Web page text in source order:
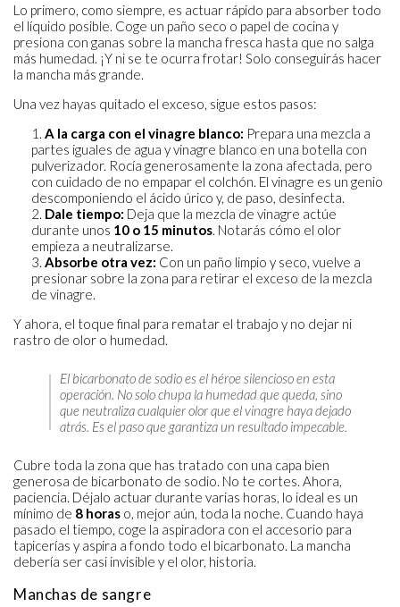
Lo primero, como siempre, es actuar rápido para absorber todo
el líquido posible. Coge un paño seco o papel de cocina y
presiona con ganas sobre la mancha fresca hasta que no salga
más humedad. ¡Y ni se te ocurra frotar! Solo conseguirás hacer
la mancha más grande.
Una vez hayas quitado el exceso, sigue estos pasos:
A la carga con el vinagre blanco: Prepara una mezcla a
partes iguales de agua y vinagre blanco en una botella con
pulverizador. Rocía generosamente la zona afectada, pero
con cuidado de no empapar el colchón. El vinagre es un genio
descomponiendo el ácido úrico y, de paso, desinfecta.
Dale tiempo: Deja que la mezcla de vinagre actúe
durante unos 10 o 15 minutos. Notarás cómo el olor
empieza a neutralizarse.
Absorbe otra vez: Con un paño limpio y seco, vuelve a
presionar sobre la zona para retirar el exceso de la mezcla
de vinagre.
Y ahora, el toque final para rematar el trabajo y no dejar ni
rastro de olor o humedad.
El bicarbonato de sodio es el héroe silencioso en esta
operación. No solo chupa la humedad que queda, sino
que neutraliza cualquier olor que el vinagre haya dejado
atrás. Es el paso que garantiza un resultado impecable.
Cubre toda la zona que has tratado con una capa bien
generosa de bicarbonato de sodio. No te cortes. Ahora,
paciencia. Déjalo actuar durante varias horas, lo ideal es un
mínimo de 8 horas o, mejor aún, toda la noche. Cuando haya
pasado el tiempo, coge la aspiradora con el accesorio para
tapicerías y aspira a fondo todo el bicarbonato. La mancha
debería ser casi invisible y el olor, historia.
Manchas de sangre